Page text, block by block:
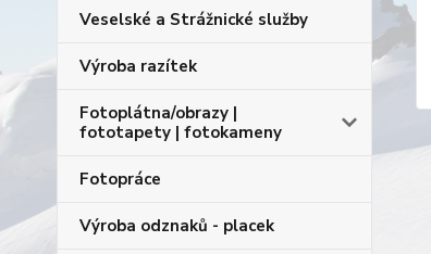
Veselské a Strážnické služby
Výroba razítek
Fotoplátna/obrazy |
fototapety | fotokameny
Fotopráce
Výroba odznaků - placek